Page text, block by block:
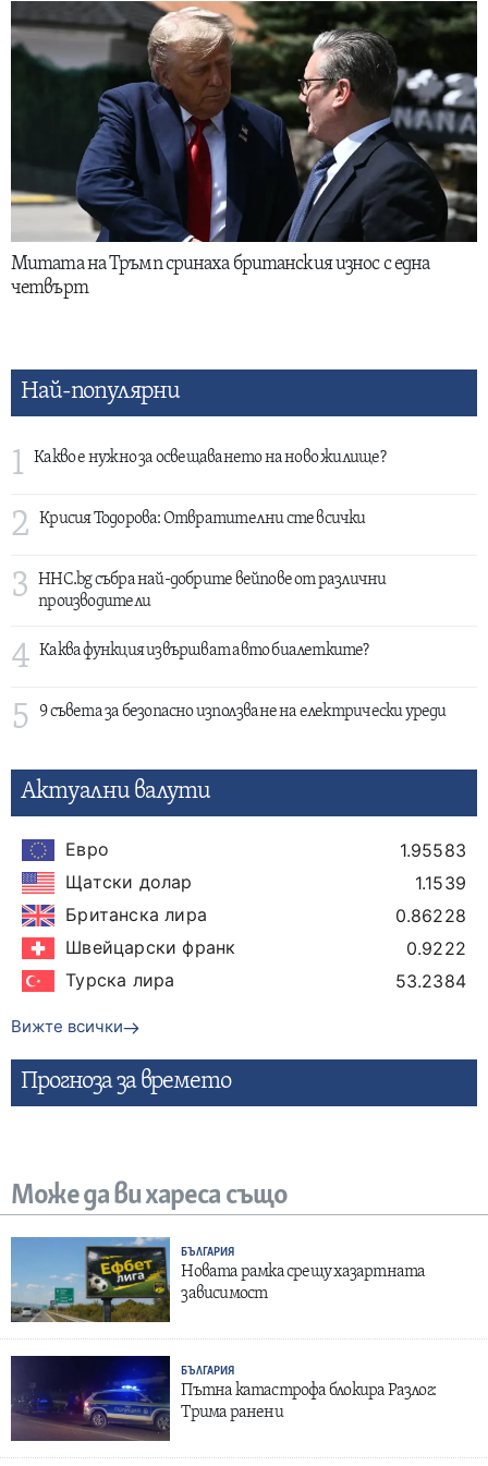
Митата на Тръмп сринаха британския износ с една
четвърт
Най-популярни
1 Какво е нужно за освещаването на ново жилище?
2 Крисия Тодорова: Отвратителни сте всички
3
HHC.bg събра най-добрите вейпове от различни
производители
4 Каква функция извършват авто биалетките?
5 9 съвета за безопасно използване на електрически уреди
Актуални валути
Евро
1.95583
Щатски долар
1.1539
Британска лира
0.86228
Швейцарски франк
0.9222
Турска лира
53.2384
Вижте всички
Прогнозa за времето
Може да ви хареса също
БЪЛГАРИЯ
Новата рамка срещу хазартната
зависимост
БЪЛГАРИЯ
Пътна катастрофа блокира Разлог:
Трима ранени